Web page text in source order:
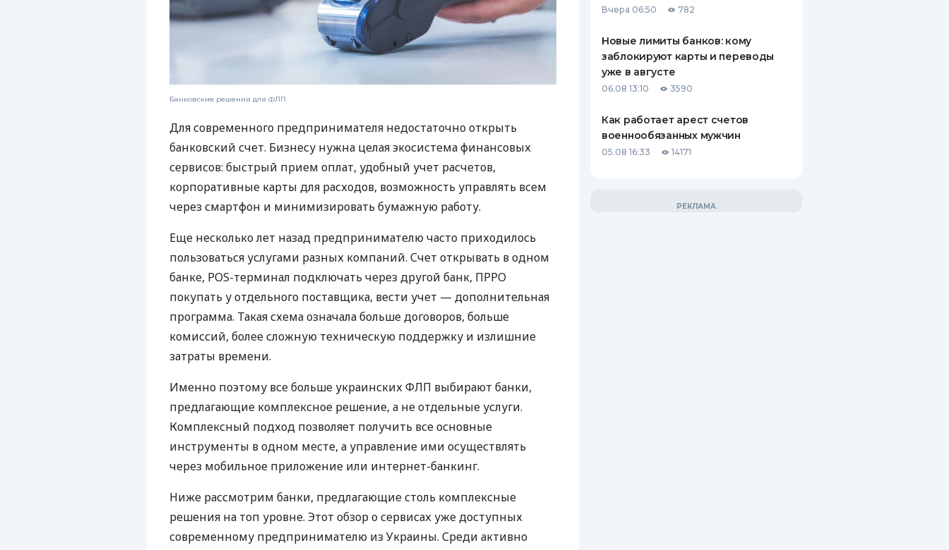
Банковские решения для ФЛП
Для современного предпринимателя недостаточно открыть
банковский счет. Бизнесу нужна целая экосистема финансовых
сервисов: быстрый прием оплат, удобный учет расчетов,
корпоративные карты для расходов, возможность управлять всем
через смартфон и минимизировать бумажную работу.
Еще несколько лет назад предпринимателю часто приходилось
пользоваться услугами разных компаний. Счет открывать в одном
банке, POS-терминал подключать через другой банк, ПРРО
покупать у отдельного поставщика, вести учет — дополнительная
программа. Такая схема означала больше договоров, больше
комиссий, более сложную техническую поддержку и излишние
затраты времени.
Именно поэтому все больше украинских ФЛП выбирают банки,
предлагающие комплексное решение, а не отдельные услуги.
Комплексный подход позволяет получить все основные
инструменты в одном месте, а управление ими осуществлять
через мобильное приложение или интернет-банкинг.
Ниже рассмотрим банки, предлагающие столь комплексные
решения на топ уровне. Этот обзор о сервисах уже доступных
современному предпринимателю из Украины. Среди активно
Вчера 06:50 782
Новые лимиты банков: кому
заблокируют карты и переводы
уже в августе
06.08 13:10 3590
Как работает арест счетов
военнообязанных мужчин
05.08 16:33 14171